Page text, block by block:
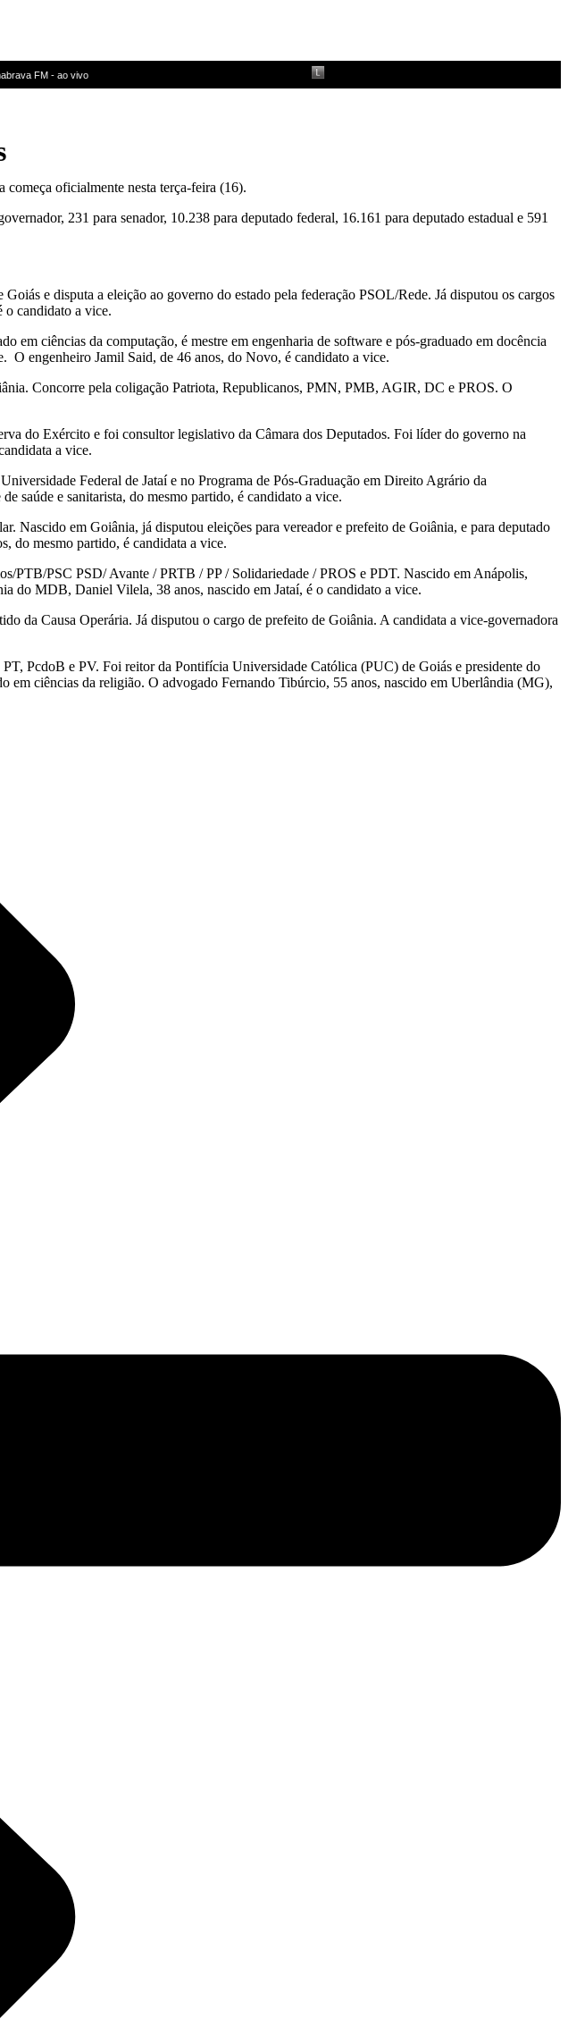
começa oficialmente nesta terça-feira (16).
231 para senador, 10.238 para deputado federal, 16.161 para deputado estadual e 591
e disputa a eleição ao governo do estado pela federação PSOL/Rede. Já disputou os cargos
o candidato a vice.
em ciências da computação, é mestre em engenharia de software e pós-graduado em docência
engenheiro Jamil Said, de 46 anos, do Novo, é candidato a vice.
Concorre pela coligação Patriota, Republicanos, PMN, PMB, AGIR, DC e PROS. O
do Exército e foi consultor legislativo da Câmara dos Deputados. Foi líder do governo na
a vice.
Federal de Jataí e no Programa de Pós-Graduação em Direito Agrário da
saúde e sanitarista, do mesmo partido, é candidato a vice.
Nascido em Goiânia, já disputou eleições para vereador e prefeito de Goiânia, e para deputado
do mesmo partido, é candidata a vice.
PTB/PSC PSD/ Avante / PRTB / PP / Solidariedade / PROS e PDT. Nascido em Anápolis,
do MDB, Daniel Vilela, 38 anos, nascido em Jataí, é o candidato a vice.
da Causa Operária. Já disputou o cargo de prefeito de Goiânia. A candidata a vice-governadora
PcdoB e PV. Foi reitor da Pontifícia Universidade Católica (PUC) de Goiás e presidente do
em ciências da religião. O advogado Fernando Tibúrcio, 55 anos, nascido em Uberlândia (MG),